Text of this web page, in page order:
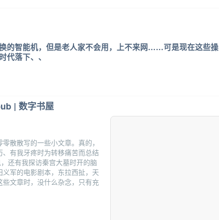
的智能机，但是老人家不会用，上不来网……可是现在这些操
代落下、、
| 数字书屋
散散写的一些小文章。真的，
有我牙疼时为转移痛苦而总结
还有我探访秦宫大墓时开的脑
军的电影剧本，东拉西扯，天
文章时，没什么杂念，只有充